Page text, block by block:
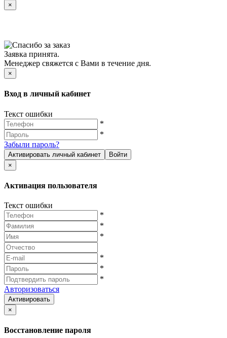
×
Заявка принята.
Менеджер свяжется с Вами в течение дня.
×
Вход в личный кабинет
Текст ошибки
*
*
Забыли пароль?
Активировать личный кабинет
Войти
×
Активация пользователя
Текст ошибки
*
*
*
*
*
*
Авторизоваться
Активировать
×
Восстановление пароля